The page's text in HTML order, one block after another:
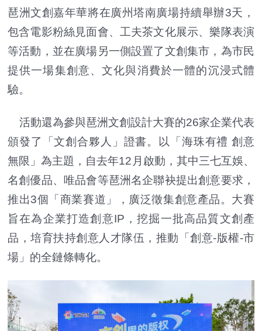
琶洲文創嘉年華將在廣州塔南廣場持續舉辦3天，
包含電影粉絲見面會、工夫茶文化展示、樂隊表演
等活動，並在廣場另一側設置了文創集市，為市民
提供一場集創意、文化與消費於一體的沉浸式體
驗。
活動還為參與琶洲文創設計大賽的26家企業代表
頒發了「文創合夥人」證書。以「海珠有禮 創意
無限」為主題，自去年12月啟動，其中三七互娛、
名創優品、唯品會等琶洲名企聯袂提出創意要求，
推出3個「商業賽道」，廣泛徵集創意產品。大賽
旨在為企業打造創意IP，挖掘一批高品質文創產
品，培育扶持創意人才隊伍，推動「創意-版權-市
場」的全鏈條轉化。